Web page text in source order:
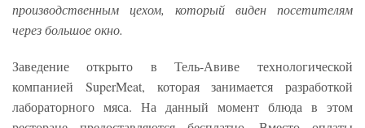
производственным цехом, который виден посетителям
через большое окно.
Заведение открыто в Тель-Авиве технологической
компанией SuperMeat, которая занимается разработкой
лабораторного мяса. На данный момент блюда в этом